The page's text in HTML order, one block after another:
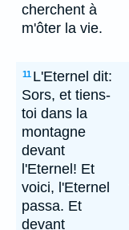
cherchent à
m'ôter la vie.
11 L'Eternel dit:
Sors, et tiens-
toi dans la
montagne
devant
l'Eternel! Et
voici, l'Eternel
passa. Et
devant